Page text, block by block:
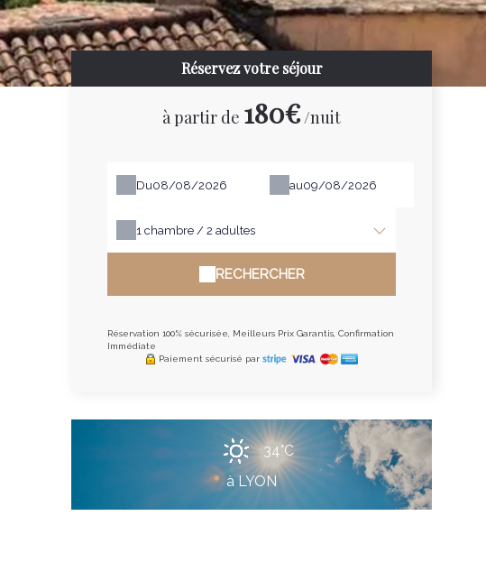
Réservez votre séjour
à partir de 180€/nuit
Du au
1 chambre / 2 adultes
RECHERCHER
Réservation 100% sécurisée, Meilleurs Prix Garantis, Confirmation
Immédiate
Paiement sécurisé par
34°C
à LYON